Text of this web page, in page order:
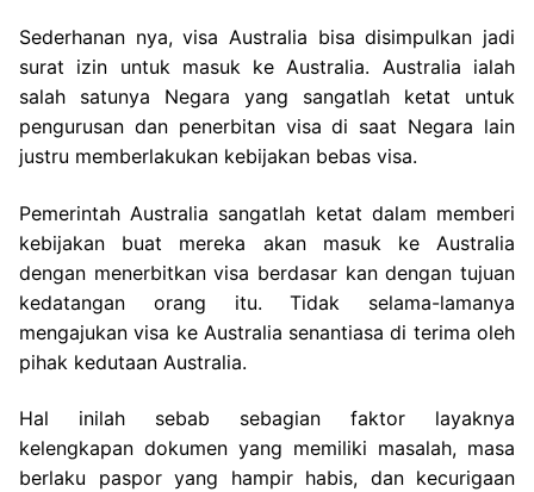
Sederhanan nya, visa Australia bisa disimpulkan jadi
surat izin untuk masuk ke Australia. Australia ialah
salah satunya Negara yang sangatlah ketat untuk
pengurusan dan penerbitan visa di saat Negara lain
justru memberlakukan kebijakan bebas visa.
Pemerintah Australia sangatlah ketat dalam memberi
kebijakan buat mereka akan masuk ke Australia
dengan menerbitkan visa berdasar kan dengan tujuan
kedatangan orang itu. Tidak selama-lamanya
mengajukan visa ke Australia senantiasa di terima oleh
pihak kedutaan Australia.
Hal inilah sebab sebagian faktor layaknya
kelengkapan dokumen yang memiliki masalah, masa
berlaku paspor yang hampir habis, dan kecurigaan